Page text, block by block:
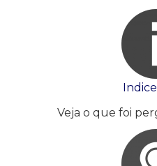
Indice
Veja o que foi